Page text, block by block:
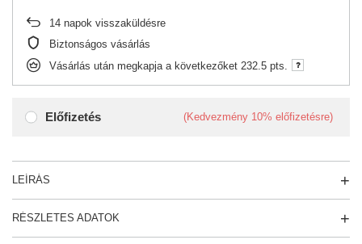
Előfizetés (Kedvezmény 10% előfizetésre)
14 napok visszaküldésre
Biztonságos vásárlás
Vásárlás után megkapja a következőket 232.5 pts.
LEÍRÁS
RÉSZLETES ADATOK